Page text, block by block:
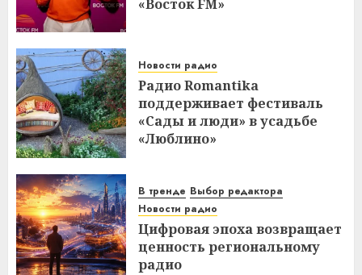
«Восток FM»
Новости радио
Радио Romantika
поддерживает фестиваль
«Сады и люди» в усадьбе
«Люблино»
В тренде Выбор редактора
Новости радио
Цифровая эпоха возвращает
ценность региональному
радио